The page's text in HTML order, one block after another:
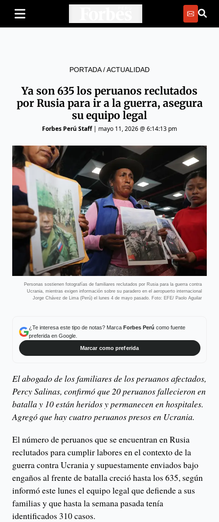
PORTADA/ACTUALIDAD
Ya son 635 los peruanos reclutados
por Rusia para ir a la guerra, asegura
su equipo legal
Forbes Perú Staff| mayo 11, 2026 @ 6:14:13 pm
Personas sostienen fotografías de familiares reclutados por Rusia para la guerra contra
Ucrania, mientras exigen información sobre su paradero en el aeropuerto internacional
Jorge Chávez de Lima (Perú) el lunes 4 de mayo pasado. Foto: EFE/ Paolo Aguilar
¿Te interesa este tipo de notas? Marca Forbes Perú como fuente
preferida en Google.
Marcar como preferida
El abogado de los familiares de los peruanos afectados,
Percy Salinas, confirmó que 20 peruanos fallecieron en
batalla y 10 están heridos y permanecen en hospitales.
Agregó que hay cuatro peruanos presos en Ucrania.
El número de peruanos que se encuentran en Rusia
reclutados para cumplir labores en el contexto de la
guerra contra Ucrania y supuestamente enviados bajo
engaños al frente de batalla creció hasta los 635, según
informó este lunes el equipo legal que defiende a sus
familias y que hasta la semana pasada tenía
identificados 310 casos.